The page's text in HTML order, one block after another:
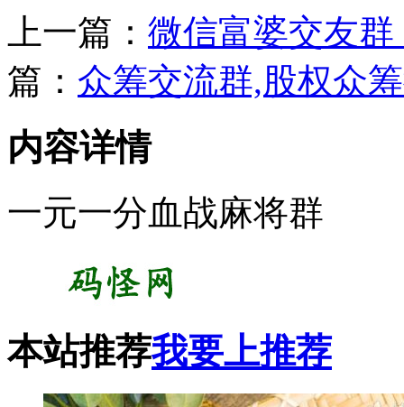
上一篇： 微信富婆交友
篇： 众筹交流群,股权众
内容详情
一元一分血战麻将群
本站推荐我要上推荐